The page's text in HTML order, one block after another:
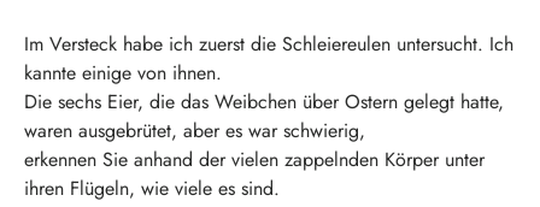
Im Versteck habe ich zuerst die Schleiereulen untersucht. Ich
kannte einige von ihnen.
Die sechs Eier, die das Weibchen über Ostern gelegt hatte,
waren ausgebrütet, aber es war schwierig,
erkennen Sie anhand der vielen zappelnden Körper unter
ihren Flügeln, wie viele es sind.